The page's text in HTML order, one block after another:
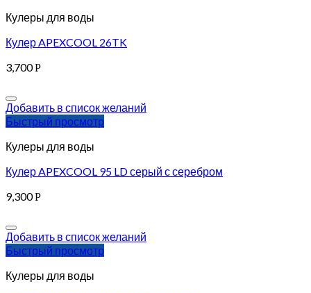
Кулеры для воды
Кулер APEXCOOL 26TK
3,700Р
Добавить в список желаний
Быстрый просмотр
Кулеры для воды
Кулер APEXCOOL 95 LD серый с серебром
9,300Р
Добавить в список желаний
Быстрый просмотр
Кулеры для воды